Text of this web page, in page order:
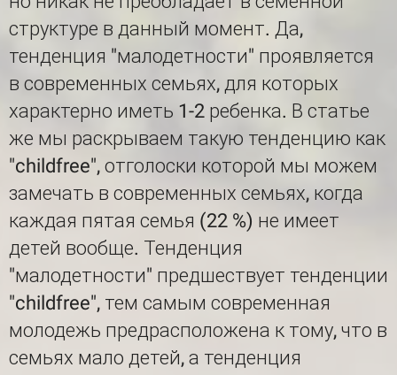
структуре в данный момент. Да,
тенденция "малодетности" проявляется
в современных семьях, для которых
характерно иметь 1-2 ребенка. В статье
же мы раскрываем такую тенденцию как
"childfree", отголоски которой мы можем
замечать в современных семьях, когда
каждая пятая семья (22 %) не имеет
детей вообще. Тенденция
"малодетности" предшествует тенденции
"childfree", тем самым современная
молодежь предрасположена к тому, что в
семьях мало детей, а тенденция